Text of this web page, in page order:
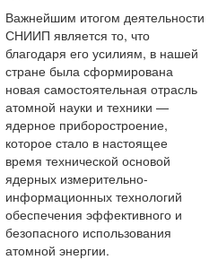
Важнейшим итогом деятельности
СНИИП является то, что
благодаря его усилиям, в нашей
стране была сформирована
новая самостоятельная отрасль
атомной науки и техники —
ядерное приборостроение,
которое стало в настоящее
время технической основой
ядерных измерительно-
информационных технологий
обеспечения эффективного и
безопасного использования
атомной энергии.